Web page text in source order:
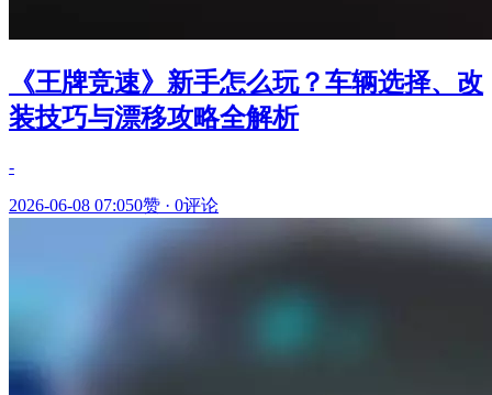
《王牌竞速》新手怎么玩？车辆选择、改
装技巧与漂移攻略全解析
-
2026-06-08 07:050赞 · 0评论